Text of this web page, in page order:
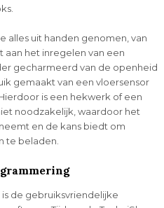
alles uit handen genomen, van
het inregelen van een
gecharmeerd van de openheid
gemaakt van een vloersensor
is een hekwerk of een
noodzakelijk, waardoor het
en de kans biedt om
te beladen.
de gebruiksvriendelijke